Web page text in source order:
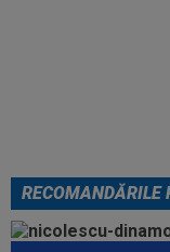
RECOMANDĂRILE